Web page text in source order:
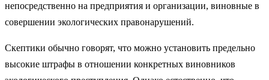
непосредственно на предприятия и организации, виновные в
совершении экологических правонарушений.
Скептики обычно говорят, что можно установить предельно
высокие штрафы в отношении конкретных виновников